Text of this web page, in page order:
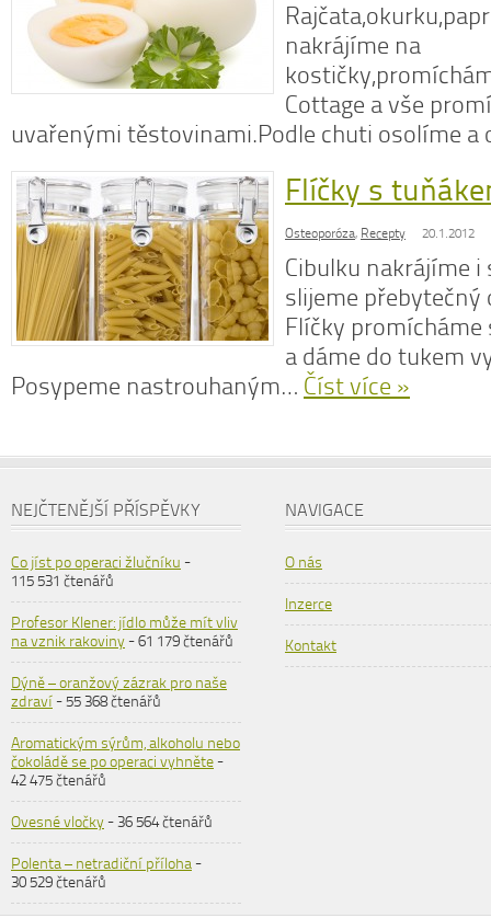
nakrájíme na
Cottage a vše
uvařenými těstovinami.Podle chuti osolíme a
Flíčky s
Osteoporóza, Recepty 20.1.2012
Cibulku nakrájíme i
slijeme přebytečný
Flíčky
a dáme do tukem
Posypeme nastrouhaným… Číst více »
NEJČTENĚJŠÍ PŘÍSPĚVKY
Co jíst po operaci žlučníku -
115 531 čtenářů
Profesor Klener: jídlo může mít vliv
na vznik rakoviny- 61 179 čtenářů
Dýně – oranžový zázrak pro naše
zdraví- 55 368 čtenářů
Aromatickým sýrům, alkoholu nebo
čokoládě se po operaci vyhněte-
42 475 čtenářů
Ovesné vločky- 36 564 čtenářů
Polenta – netradiční příloha-
30 529 čtenářů
NAVIGACE
O nás
Inzerce
Kontakt